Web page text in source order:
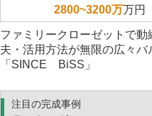
2800~3200万万円
ファミリークローゼットで動
夫・活用方法が無限の広々バ
「SINCE BiSS」
注目の完成事例